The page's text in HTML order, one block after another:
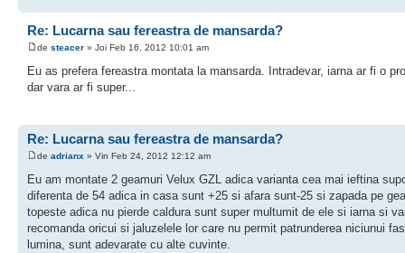
Re: Lucarna sau fereastra de mansarda?
de steacer » Joi Feb 16, 2012 10:01 am
Eu as prefera fereastra montata la mansarda. Intradevar, iarna ar fi o
dar vara ar fi super...
Re: Lucarna sau fereastra de mansarda?
de adrianx » Vin Feb 24, 2012 12:12 am
Eu am montate 2 geamuri Velux GZL adica varianta cea mai ieftina
diferenta de 54 adica in casa sunt +25 si afara sunt-25 si zapada pe
topeste adica nu pierde caldura sunt super multumit de ele si iarna si
recomanda oricui si jaluzelele lor care nu permit patrunderea niciunui
lumina, sunt adevarate cu alte cuvinte.